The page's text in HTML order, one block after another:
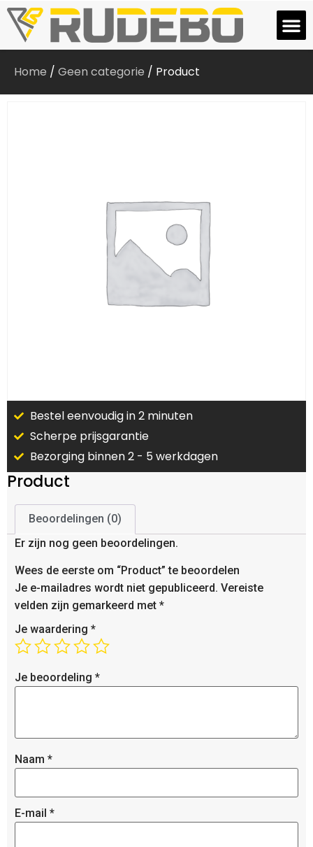
Home / Geen categorie / Product
Bestel eenvoudig in 2 minuten
Scherpe prijsgarantie
Bezorging binnen 2 - 5 werkdagen
Product
Beoordelingen (0)
Er zijn nog geen beoordelingen.
Wees de eerste om “Product” te beoordelen
Je e-mailadres wordt niet gepubliceerd. Vereiste
velden zijn gemarkeerd met *
Je waardering *
Je beoordeling *
Naam *
E-mail *